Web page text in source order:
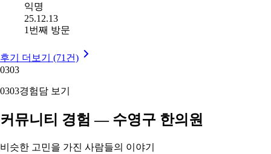
익명
25.12.13
1번째 방문
후기 더보기 (71건)
0303
0303경험담 보기
커뮤니티 경험 — 수영구 한의원
비슷한 고민을 가진 사람들의 이야기